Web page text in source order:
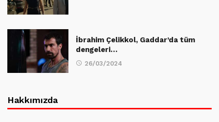
İbrahim Çelikkol, Gaddar’da tüm
dengeleri…
26/03/2024
Hakkımızda